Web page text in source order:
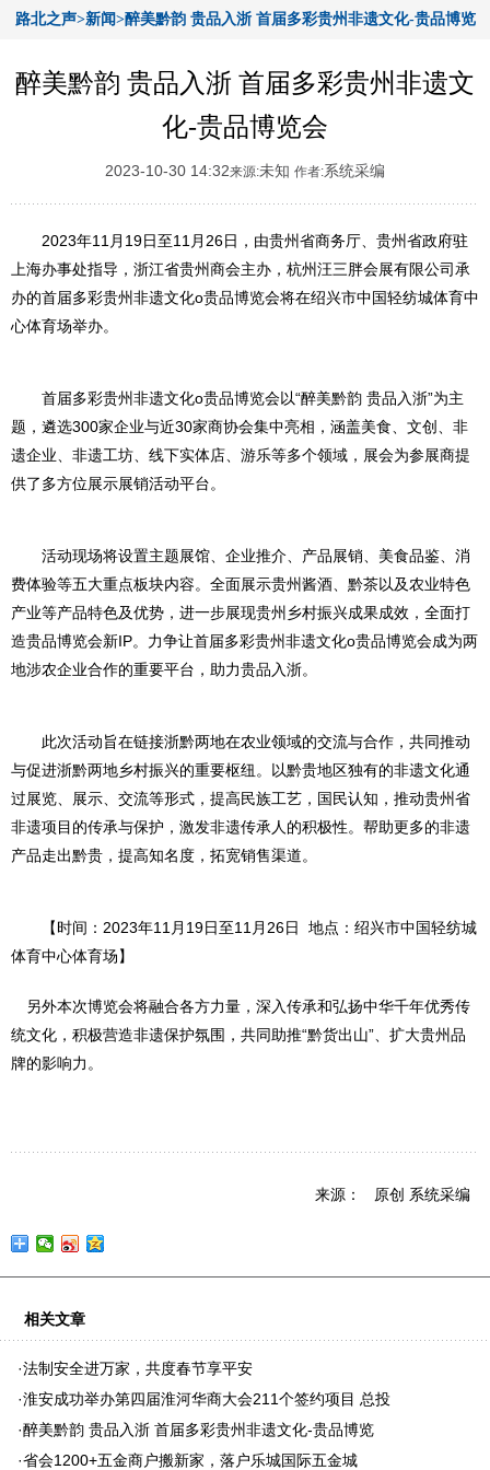
路北之声>新闻>醉美黔韵 贵品入浙 首届多彩贵州非遗文化-贵品博览
醉美黔韵 贵品入浙 首届多彩贵州非遗文
化-贵品博览会
2023-10-30 14:32来源:未知 作者:系统采编
2023年11月19日至11月26日，由贵州省商务厅、贵州省政府驻
上海办事处指导，浙江省贵州商会主办，杭州汪三胖会展有限公司承
办的首届多彩贵州非遗文化o贵品博览会将在绍兴市中国轻纺城体育中
心体育场举办。
首届多彩贵州非遗文化o贵品博览会以“醉美黔韵 贵品入浙”为主
题，遴选300家企业与近30家商协会集中亮相，涵盖美食、文创、非
遗企业、非遗工坊、线下实体店、游乐等多个领域，展会为参展商提
供了多方位展示展销活动平台。
活动现场将设置主题展馆、企业推介、产品展销、美食品鉴、消
费体验等五大重点板块内容。全面展示贵州酱酒、黔茶以及农业特色
产业等产品特色及优势，进一步展现贵州乡村振兴成果成效，全面打
造贵品博览会新IP。力争让首届多彩贵州非遗文化o贵品博览会成为两
地涉农企业合作的重要平台，助力贵品入浙。
此次活动旨在链接浙黔两地在农业领域的交流与合作，共同推动
与促进浙黔两地乡村振兴的重要枢纽。以黔贵地区独有的非遗文化通
过展览、展示、交流等形式，提高民族工艺，国民认知，推动贵州省
非遗项目的传承与保护，激发非遗传承人的积极性。帮助更多的非遗
产品走出黔贵，提高知名度，拓宽销售渠道。
【时间：2023年11月19日至11月26日 地点：绍兴市中国轻纺城
体育中心体育场】
另外本次博览会将融合各方力量，深入传承和弘扬中华千年优秀传
统文化，积极营造非遗保护氛围，共同助推“黔货出山”、扩大贵州品
牌的影响力。
来源： 原创 系统采编
相关文章
·法制安全进万家，共度春节享平安
·淮安成功举办第四届淮河华商大会211个签约项目 总投
·醉美黔韵 贵品入浙 首届多彩贵州非遗文化-贵品博览
·省会1200+五金商户搬新家，落户乐城国际五金城